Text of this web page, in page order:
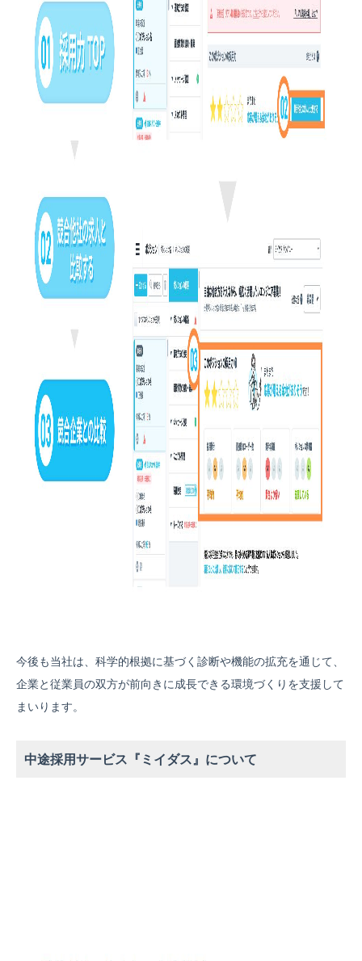
今後も当社は、科学的根拠に基づく診断や機能の拡充を通じて、
企業と従業員の双方が前向きに成長できる環境づくりを支援して
まいります。
中途採用サービス『ミイダス』について